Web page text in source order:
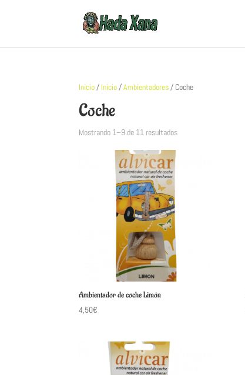
Inicio/ Inicio/Ambientadores/ Coche
Coche
Mostrando 1–9 de 11 resultados
Ambientador de coche Limón
4,50€